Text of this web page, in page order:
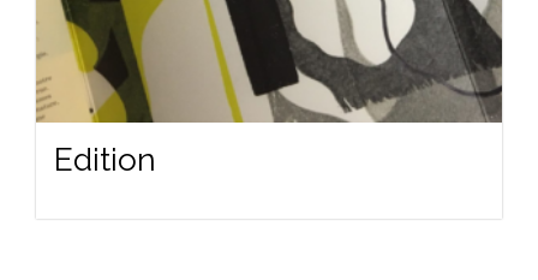
Edition